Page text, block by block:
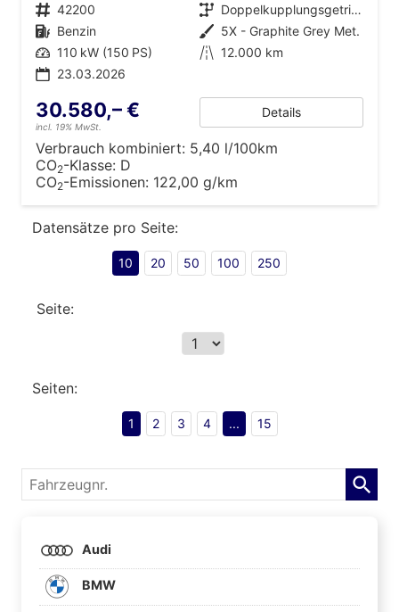
Fahrzeugnr. 42200 Getriebe
Doppelkupplungsgetriebe (DSG)
Kraftstoff Benzin Außenfarbe 5X - Graphite Grey Met.
Leistung 110 kW (150 PS) Kilometerstand 12.000 km
23.03.2026
30.580,– €
incl. 19% MwSt.
Details
Verbrauch kombiniert: 5,40 l/100km
CO2-Klasse: D
CO2-Emissionen: 122,00 g/km
Datensätze pro Seite:
10 20 50 100 250
Seite:
Seiten:
1 2 3 4 ... 15
Fahrzeugnr.
Audi
BMW